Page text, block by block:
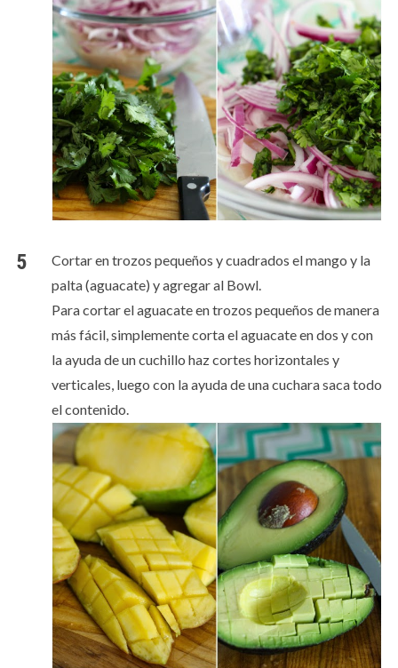
Cortar en trozos pequeños y cuadrados el mango y la
palta (aguacate) y agregar al Bowl.
Para cortar el aguacate en trozos pequeños de manera
más fácil, simplemente corta el aguacate en dos y con
la ayuda de un cuchillo haz cortes horizontales y
verticales, luego con la ayuda de una cuchara saca todo
el contenido.